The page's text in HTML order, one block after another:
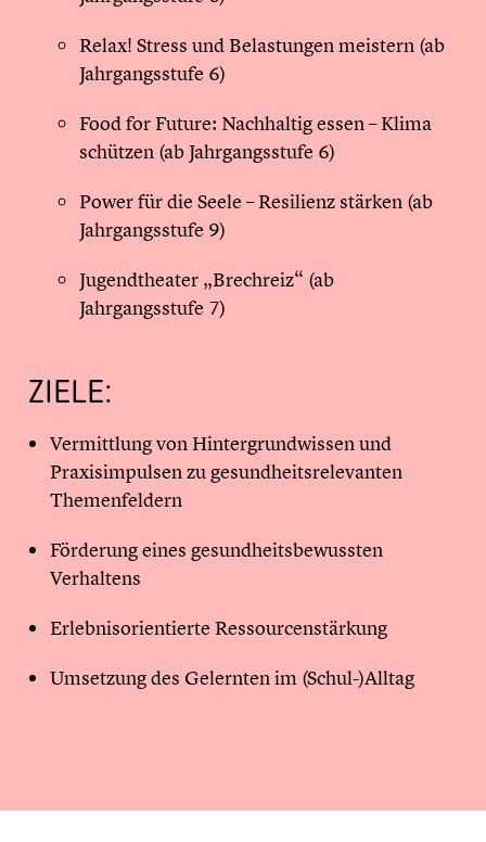
Relax! Stress und Belastungen meistern (ab
Jahrgangsstufe 6)
Food for Future: Nachhaltig essen – Klima
schützen (ab Jahrgangsstufe 6)
Power für die Seele – Resilienz stärken (ab
Jahrgangsstufe 9)
Jugendtheater „Brechreiz“ (ab
Jahrgangsstufe 7)
ZIELE:
Vermittlung von Hintergrundwissen und
Praxisimpulsen zu gesundheitsrelevanten
Themenfeldern
Förderung eines gesundheitsbewussten
Verhaltens
Erlebnisorientierte Ressourcenstärkung
Umsetzung des Gelernten im (Schul-)Alltag